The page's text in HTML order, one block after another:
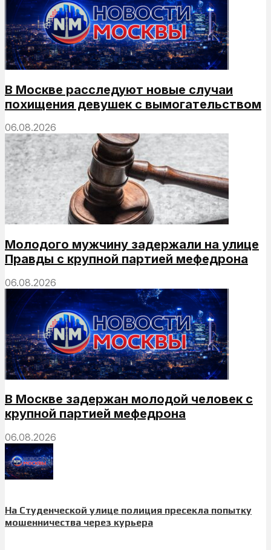
В Москве расследуют новые случаи
похищения девушек с вымогательством
06.08.2026
Молодого мужчину задержали на улице
Правды с крупной партией мефедрона
06.08.2026
В Москве задержан молодой человек с
крупной партией мефедрона
06.08.2026
На Студенческой улице полиция пресекла попытку
мошенничества через курьера